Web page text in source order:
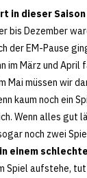
in dieser
bis Dezember
der EM-Pause
im März und
Mai müssen wir
kaum noch ein
Wenn alles gut
noch zwei
einem
Spiel aufstehe,